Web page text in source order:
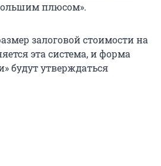
плюсом».
залоговой стоимости на
эта система, и форма
будут утверждаться